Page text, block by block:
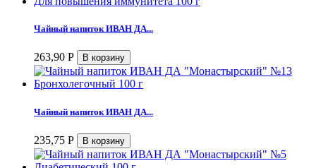
Чайный напиток ИВАН ДА...
263,90 Р
Чайный напиток ИВАН ДА...
235,75 Р